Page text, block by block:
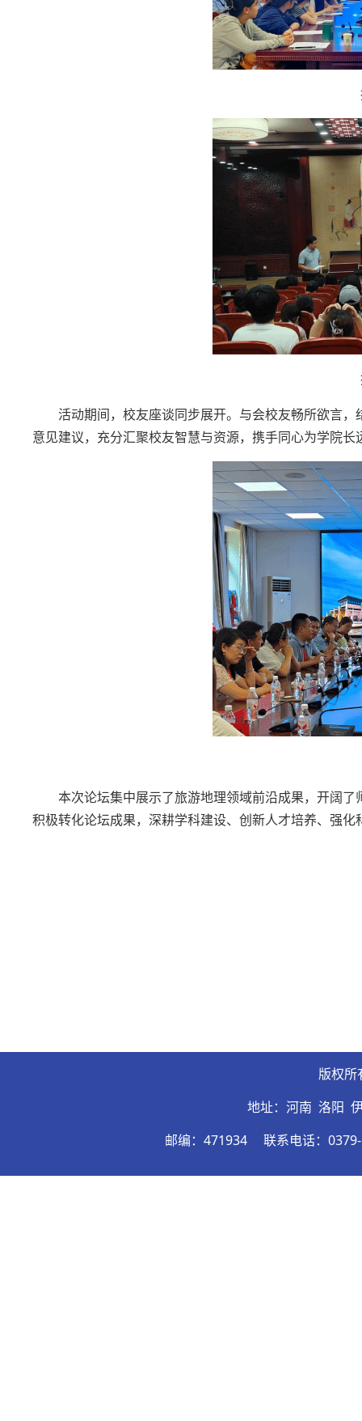
活动期间，校友座谈同步展开。与会校友畅所欲言
意见建议，充分汇聚校友智慧与资源，携手同心为学院长
本次论坛集中展示了旅游地理领域前沿成果，开阔了
积极转化论坛成果，深耕学科建设、创新人才培养、强化
版权所
地址：河南 洛阳
邮编：471934
联系电话：